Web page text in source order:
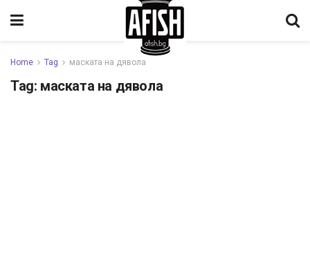
Home Tag маската на дявола
Tag: маската на дявола